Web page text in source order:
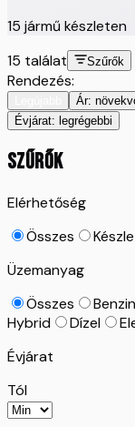
15 jármű készleten
15 találat Szűrők
Rendezés:
Ár:
Évjárat: legrégebbi
SZŰRŐK
Elérhetőség
Összes
Üzemanyag
Összes
Benzin
Hybrid
Dízel
Évjárat
Tól